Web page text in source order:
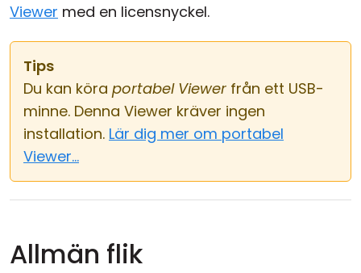
Viewer med en licensnyckel.
Tips
Du kan köra portabel Viewer från ett USB-
minne. Denna Viewer kräver ingen
installation. Lär dig mer om portabel
Viewer...
Allmän flik